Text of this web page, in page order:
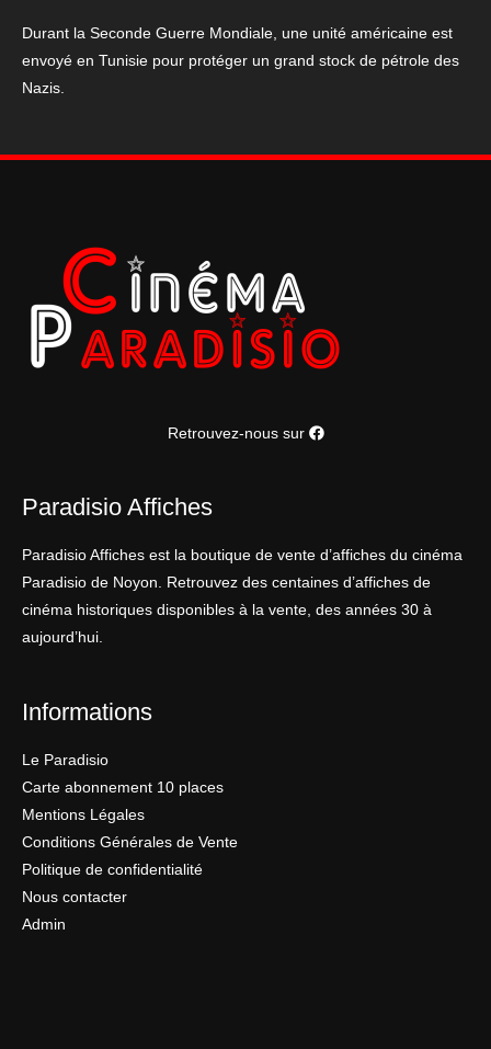
7
Bâtards"
Durant la Seconde Guerre Mondiale, une unité américaine est
envoyé en Tunisie pour protéger un grand stock de pétrole des
Nazis.
Retrouvez-nous sur
Paradisio Affiches
Paradisio Affiches est la boutique de vente d’affiches du cinéma
Paradisio de Noyon. Retrouvez des centaines d’affiches de
cinéma historiques disponibles à la vente, des années 30 à
aujourd’hui.
Informations
Le Paradisio
Carte abonnement 10 places
Mentions Légales
Conditions Générales de Vente
Politique de confidentialité
Nous contacter
Admin